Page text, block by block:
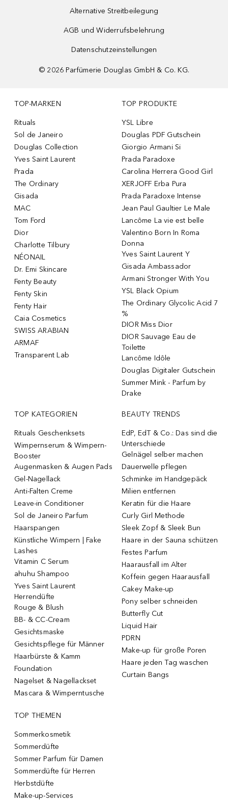
Alternative Streitbeilegung
AGB und Widerrufsbelehrung
Datenschutzeinstellungen
© 2026 Parfümerie Douglas GmbH & Co. KG.
TOP-MARKEN
Rituals
Sol de Janeiro
Douglas Collection
Yves Saint Laurent
Prada
The Ordinary
Gisada
MAC
Tom Ford
Dior
Charlotte Tilbury
NÉONAIL
Dr. Emi Skincare
Fenty Beauty
Fenty Skin
Fenty Hair
Caia Cosmetics
SWISS ARABIAN
ARMAF
Transparent Lab
TOP PRODUKTE
YSL Libre
Douglas PDF Gutschein
Giorgio Armani Si
Prada Paradoxe
Carolina Herrera Good Girl
XERJOFF Erba Pura
Prada Paradoxe Intense
Jean Paul Gaultier Le Male
Lancôme La vie est belle
Valentino Born In Roma
Donna
Yves Saint Laurent Y
Gisada Ambassador
Armani Stronger With You
YSL Black Opium
The Ordinary Glycolic Acid 7
%
DIOR Miss Dior
DIOR Sauvage Eau de
Toilette
Lancôme Idôle
Douglas Digitaler Gutschein
Summer Mink - Parfum by
Drake
TOP KATEGORIEN
Rituals Geschenksets
Wimpernserum & Wimpern-
Booster
Augenmasken & Augen Pads
Gel-Nagellack
Anti-Falten Creme
Leave-in Conditioner
Sol de Janeiro Parfum
Haarspangen
Künstliche Wimpern | Fake
Lashes
Vitamin C Serum
ahuhu Shampoo
Yves Saint Laurent
Herrendüfte
Rouge & Blush
BB- & CC-Cream
Gesichtsmaske
Gesichtspflege für Männer
Haarbürste & Kamm
Foundation
Nagelset & Nagellackset
Mascara & Wimperntusche
BEAUTY TRENDS
EdP, EdT & Co.: Das sind die
Unterschiede
Gelnägel selber machen
Dauerwelle pflegen
Schminke im Handgepäck
Milien entfernen
Keratin für die Haare
Curly Girl Methode
Sleek Zopf & Sleek Bun
Haare in der Sauna schützen
Festes Parfum
Haarausfall im Alter
Koffein gegen Haarausfall
Cakey Make-up
Pony selber schneiden
Butterfly Cut
Liquid Hair
PDRN
Make-up für große Poren
Haare jeden Tag waschen
Curtain Bangs
TOP THEMEN
Sommerkosmetik
Sommerdüfte
Sommer Parfum für Damen
Sommerdüfte für Herren
Herbstdüfte
Make-up-Services